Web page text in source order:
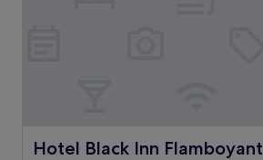
Hotel Black Inn Flamboyant
Hotel Black Inn Flamboyant